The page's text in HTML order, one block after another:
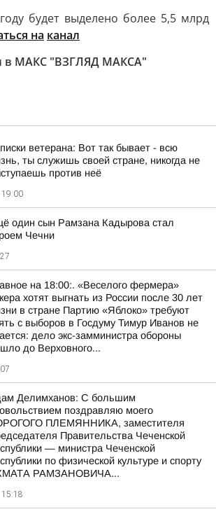
будет выделено более 5,5 млрд
на канал
в МАКС "ВЗГЛЯД МАКСА"
ветерана: Вот так бывает - всю
ты служишь своей стране, никогда не
против неё
19:00
один сын Рамзана Кадырова стал
Чечни
на 18:00:. «Веселого фермера»
хотят выгнать из России после 30 лет
в стране Партию «Яблоко» требуют
с выборов в Госдуму Тимур Иванов не
дело экс-замминистра обороны
до Верховного...
Делимханов: С большим
поздравляю моего
ПЛЕМЯННИКА, заместителя
Правительства Чеченской
— министра Чеченской
по физической культуре и спорту
РАМЗАНОВИЧА...
15:18